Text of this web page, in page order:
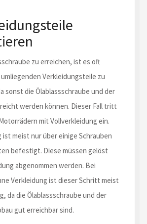
zu erreichen, ist es oft
Verkleidungsteile zu
sonst die Ölablassschraube und der
werden können. Dieser Fall tritt
mit Vollverkleidung ein.
ist meist nur über einige Schrauben
befestigt. Diese müssen gelöst
abgenommen werden. Bei
Verkleidung ist dieser Schritt meist
da die Ölablassschraube und der
gut erreichbar sind.